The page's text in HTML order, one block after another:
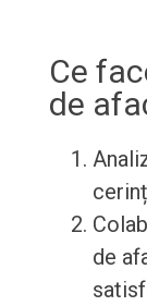
Ce
de
de